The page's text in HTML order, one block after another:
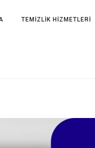
TEMİZLİK HİZMETLERİ